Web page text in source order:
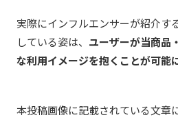
実際にインフルエンサーが紹介す
している姿は、 ユーザーが当商品
な利用イメージを抱くことが可能
本投稿画像に記載されている文章